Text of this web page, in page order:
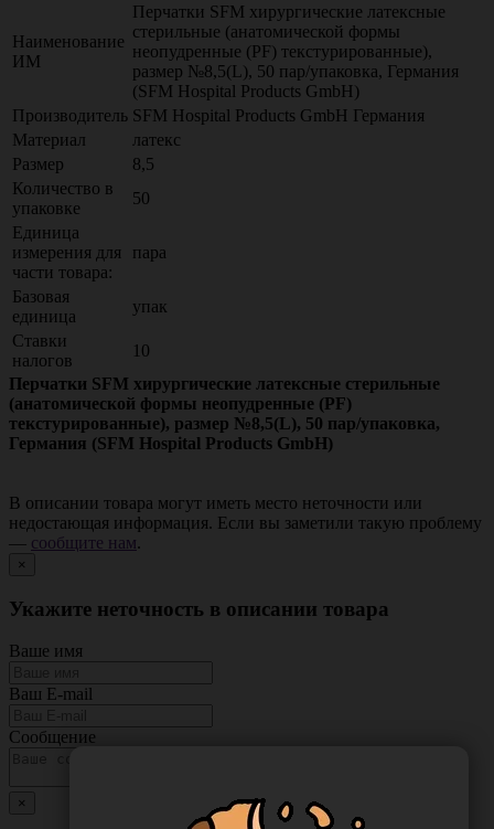
Наименование
ИМ
Перчатки SFM хирургические латексные
стерильные (анатомической формы
неопудренные (PF) текстурированные),
размер №8,5(L), 50 пар/упаковка, Германия
(SFM Hospital Products GmbH)
Производитель SFM Hospital Products GmbH Германия
Материал
латекс
Размер
8,5
Количество в
упаковке
50
Единица
измерения для
части товара:
пара
Базовая
единица
упак
Ставки
налогов
10
Перчатки SFM хирургические латексные стерильные
(анатомической формы неопудренные (PF)
текстурированные), размер №8,5(L), 50 пар/упаковка,
Германия (SFM Hospital Products GmbH)
В описании товара могут иметь место неточности или
недостающая информация. Если вы заметили такую проблему
— сообщите нам.
×
Укажите неточность в описании товара
Ваше имя
Ваш E-mail
Сообщение
×